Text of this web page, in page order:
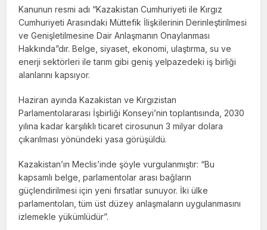
Kanunun resmi adı “Kazakistan Cumhuriyeti ile Kırgız
Cumhuriyeti Arasındaki Müttefik İlişkilerinin Derinleştirilmesi
ve Genişletilmesine Dair Anlaşmanın Onaylanması
Hakkında”dır. Belge, siyaset, ekonomi, ulaştırma, su ve
enerji sektörleri ile tarım gibi geniş yelpazedeki iş birliği
alanlarını kapsıyor.
Haziran ayında Kazakistan ve Kırgızistan
Parlamentolararası İşbirliği Konseyi’nin toplantısında, 2030
yılına kadar karşılıklı ticaret cirosunun 3 milyar dolara
çıkarılması yönündeki yasa görüşüldü.
Kazakistan’ın Meclis’inde şöyle vurgulanmıştır: “Bu
kapsamlı belge, parlamentolar arası bağların
güçlendirilmesi için yeni fırsatlar sunuyor. İki ülke
parlamentoları, tüm üst düzey anlaşmaların uygulanmasını
izlemekle yükümlüdür”.